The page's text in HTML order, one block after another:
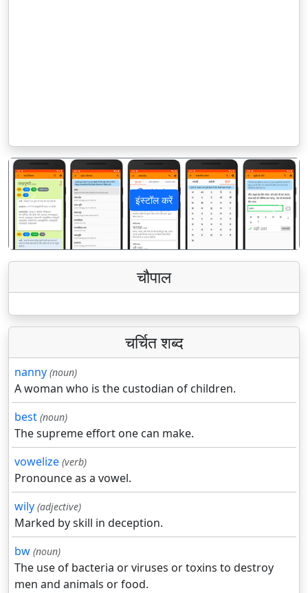
इंस्टॉल करें
पिछला अगला
चौपाल
चर्चित शब्द
nanny (noun)
A woman who is the custodian of children.
best (noun)
The supreme effort one can make.
vowelize (verb)
Pronounce as a vowel.
wily (adjective)
Marked by skill in deception.
bw (noun)
The use of bacteria or viruses or toxins to destroy
men and animals or food.